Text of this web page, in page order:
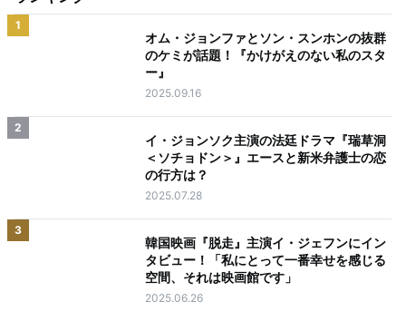
1
オム・ジョンファとソン・スンホンの抜群
のケミが話題！『かけがえのない私のスタ
ー』
2025.09.16
2
イ・ジョンソク主演の法廷ドラマ『瑞草洞
＜ソチョドン＞』エースと新米弁護士の恋
の行方は？
2025.07.28
3
韓国映画『脱走』主演イ・ジェフンにイン
タビュー！「私にとって一番幸せを感じる
空間、それは映画館です」
2025.06.26